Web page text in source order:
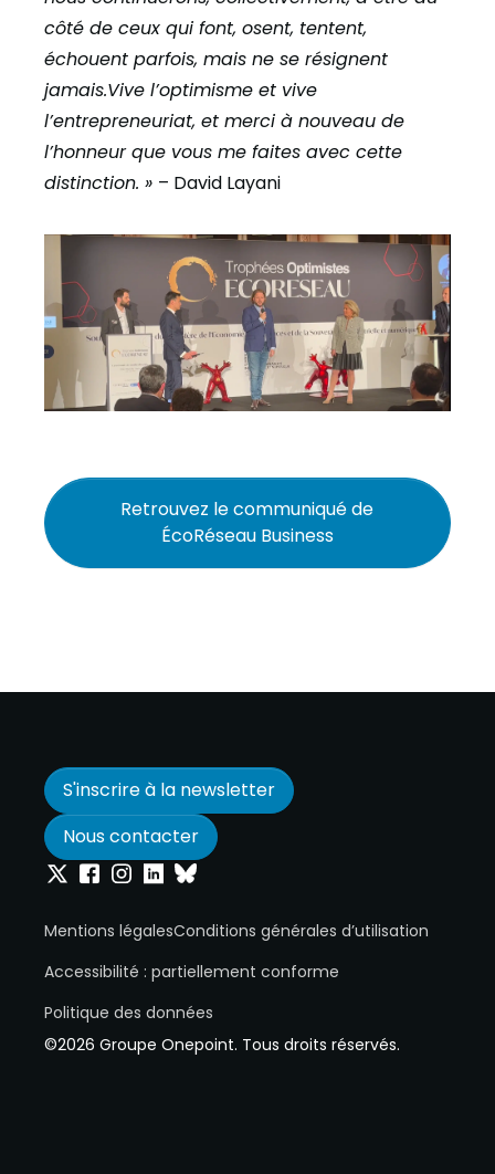
côté de ceux qui font, osent, tentent,
échouent parfois, mais ne se résignent
jamais.Vive l’optimisme et vive
l’entrepreneuriat, et merci à nouveau de
l’honneur que vous me faites avec cette
distinction. » – David Layani
Retrouvez le communiqué de
ÉcoRéseau Business
S'inscrire à la newsletter
Nous contacter
Onepoint sur Twitter
Onepoint sur Facebook
Onepoint sur Instagram
Onepoint sur Linkedin
Onepoint sur Bluesky
Mentions légalesConditions générales d’utilisation
Accessibilité : partiellement conforme
Politique des données
©2026 Groupe Onepoint. Tous droits réservés.